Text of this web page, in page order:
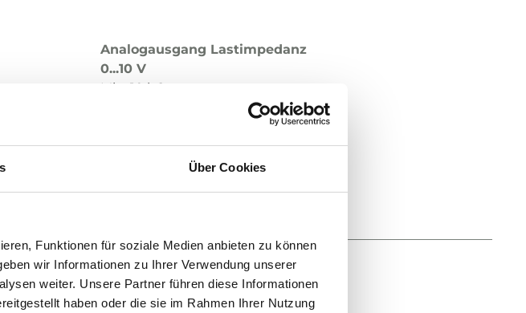
Über Cookies
Funktionen für soziale Medien anbieten zu können
wir Informationen zu Ihrer Verwendung unserer
weiter. Unsere Partner führen diese Informationen
haben oder die sie im Rahmen Ihrer Nutzung
Analogausgang Lastimpedanz
0...10 V
Min. 10 kΩ